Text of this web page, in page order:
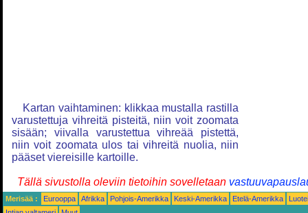
Kartan vaihtaminen: klikkaa mustalla rastilla
varustettuja vihreitä pisteitä, niin voit zoomata
sisään; viivalla varustettua vihreää pistettä,
niin voit zoomata ulos tai vihreitä nuolia, niin
pääset viereisille kartoille.
Tällä sivustolla oleviin tietoihin sovelletaan
Merisää : Eurooppa Afrikka Pohjois-Amerikka Keski-Amerikka Etelä-Amerikka